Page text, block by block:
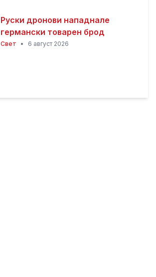
Руски дронови нападнале
германски товарен брод
Свет • 6 август 2026